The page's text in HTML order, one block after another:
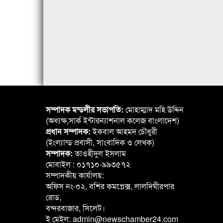
সম্পাদক মন্ডলীর সভাপতি: মোহাম্মাদ মহি উদ্দিন
(অধ্যক্ষ,সার্ক ইন্টারন্যাশনাল কলেজ বাংলাদেশ)
প্রধান সম্পাদক:ইকবাল আহমদ চৌধুরী
(ইংল্যান্ড প্রবাসী, সাংবাদিক ও লেখক)
সম্পাদক:তাওহীদুল ইসলাম
মোবাইল : ০১৭১০-৯৯৩৫৭২
সম্পাদকীয় কার্যালয়:
অফিস নং-০২, বশির কমপ্লেক্স, লালদিঘীরপার
রোড,
বন্দরবাজার, সিলেট।
ই মেইল: admin@newschamber24.com